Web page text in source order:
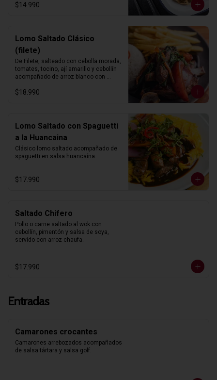
$14.990
Lomo Saltado Clásico
(filete)
De Filete, salteado con cebolla morada,
tomates, tocino, ají amarillo y cebollín
acompañado de arroz blanco con
$18.990
Lomo Saltado con Spaguetti
a la Huancaina
Clásico lomo saltado acompañado de
spaguetti en salsa huancaína.
$17.990
Saltado Chifero
Pollo o carne saltado al wok con
cebollín, pimentón y salsa de soya,
servido con arroz chaufa.
$17.990
Entradas
Camarones crocantes
Camarones arrebozados acompañados
de salsa tártara y salsa golf.